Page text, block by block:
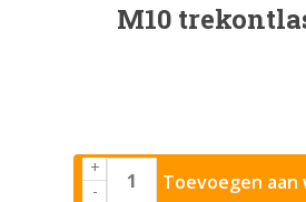
M10
+
-
Toevoegen aan